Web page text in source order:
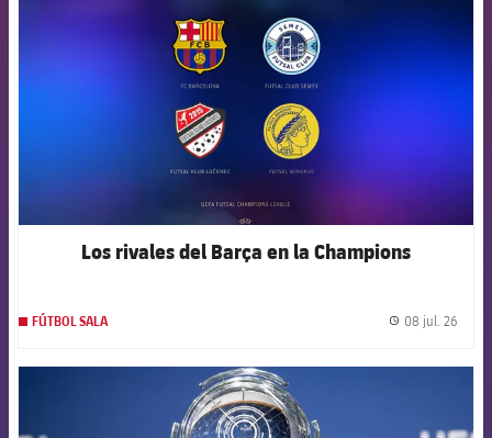
Los rivales del Barça en la Champions
FÚTBOL SALA 08 jul. 26
FCB Barcelona badge